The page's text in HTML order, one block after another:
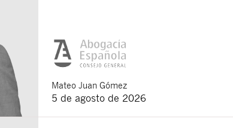
Mateo Juan Gómez
5 de agosto de 2026